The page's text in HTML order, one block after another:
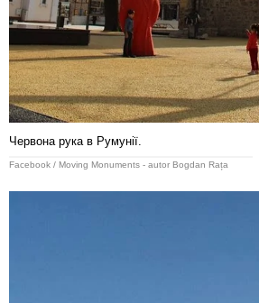
Червона рука в Румунії.
Facebook / Moving Monuments - autor Bogdan Rața